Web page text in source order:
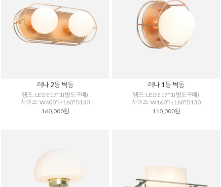
레나 2등 벽등
램프: LED E17*1(별도구매)
사이즈: W400*H160*D130
160,000원
레나 1등 벽등
램프: LED E17*1(별도구매)
사이즈: W160*H160*D130
110,000원